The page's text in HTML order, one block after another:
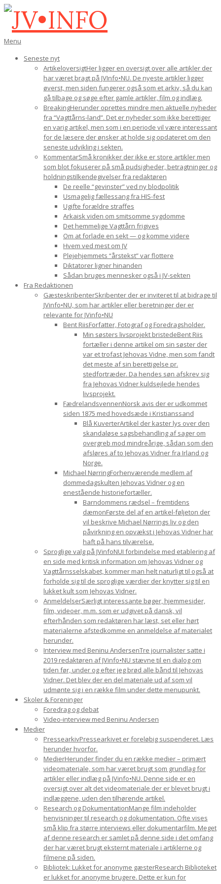
Gå
indhold
JV•INFO
Den
navigations-
Menu
Seneste nyt
ArtikeloversigtHer ligger en oversigt over alle artikler der
har været bragt på JVInfo•NU. De nyeste artikler ligger
øverst, men siden fungerer også som et arkiv, så du kan
gå tilbage og søge efter gamle artikler, film og indlæg.
BreakingHerunder oprettes mindre men aktuelle nyheder
fra “Vagttårns-land”. Det er nyheder som ikke berettiger
en varig artikel, men som i en periode vil være interessant
for de læsere der ønsker at holde sig opdateret om den
seneste udvikling i sekten.
KommentarSmå kronikker der ikke er store artikler men
som blot fokuserer på små pudsigheder, betragtninger og
holdningstilkendegivelser fra redaktøren
De reelle “gevinster” ved ny blodpolitik
Usmagelig fællessang fra HIS-fest
Ugifte forældre straffes
Arkaisk viden om smitsomme sygdomme
Det hemmelige Vagttårn frigives
Om at forlade en sekt — og komme videre
Hvem ved mest om JV
Plejehjemmets “årstekst” var flottere
Diktatorer ligner hinanden
Sådan bruges mennesker også i JV-sekten
Fra Redaktionen
GæsteskribenterSkribenter der er inviteret til at bidrage til
JVinfo•NU, som har artikler eller beretninger der er
relevante for JVinfo•NU
Bent RiisForfatter, Fotograf og Foredragsholder.
Min søsters livsprojekt bristedeBent Riis
fortæller i denne artikel om sin søster der
var et trofast Jehovas Vidne, men som fandt
det meste af sin berettigelse pr.
stedfortræder. Da hendes søn afskrev sig
fra Jehovas Vidner kuldsejlede hendes
livsprojekt.
FædrelandsvennenNorsk avis der er udkommet
siden 1875 med hovedsæde i Kristianssand
Blå KuverterArtikel der kaster lys over den
skandaløse sagsbehandling af sager om
overgreb mod mindreårige, sådan som den
afsløres af to Jehovas Vidner fra Irland og
Norge.
Michael NørringForhenværende medlem af
dommedagskulten Jehovas Vidner og en
enestående historiefortæller.
Barndommens rædsel – fremtidens
dæmonFørste del af en artikel-føljeton der
vil beskrive Michael Nørrings liv og den
påvirkning en opvækst i Jehovas Vidner har
haft på hans tilværelse.
Sproglige valg på JVinfoNUI forbindelse med etablering af
en side med kritisk information om Jehovas Vidner og
Vagttårnsselskabet, kommer man helt naturligt til også at
forholde sig til de sproglige værdier der knytter sig til en
lukket kult som Jehovas Vidner.
AnmeldelserSærligt interessante bøger, hjemmesider,
film, videoer, m.m. som er udgivet på dansk, vil
efterhånden som redaktøren har læst, set eller hørt
materialerne afstedkomme en anmeldelse af materialet
herunder.
Interview med Beninu AndersenTre journalister satte i
2019 redaktøren af JVinfo•NU stævne til en dialog om
tiden før, under og efter jeg brød alle bånd til Jehovas
Vidner. Det blev der en del materiale ud af som vil
udmønte sig i en række film under dette menupunkt.
Skoler & Foreninger
Foredrag og debat
Video-interview med Beninu Andersen
Medier
PressearkivPressearkivet er foreløbig suspenderet. Læs
herunder hvorfor.
MedierHerunder finder du en række medier – primært
videomateriale, som har været brugt som grundlag for
artikler eller indlæg på JVinfo•NU. Denne side er en
oversigt over alt det videomateriale der er blevet brugt i
indlæggene, uden den tilhørende artikel.
Research og DokumentationMange film indeholder
henvisninger til research og dokumentation. Ofte vises
små klip fra større interviews eller dokumentarfilm. Meget
af denne research er samlet på denne side i det omfang
der har været brugt eksternt materiale i artiklerne og
filmene på siden.
Bibliotek: Lukket for anonyme gæsterResearch Biblioteket
er lukket for anonyme brugere. Dette er kun for